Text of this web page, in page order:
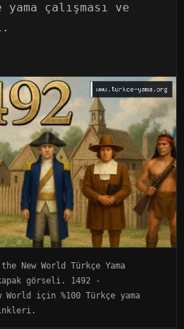
çalışması ve
New World Türkçe Yama
görseli. 1492 -
için %100 Türkçe yama